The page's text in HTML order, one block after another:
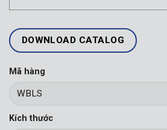
DOWNLOAD CATALOG
Mã hàng
Kích thước